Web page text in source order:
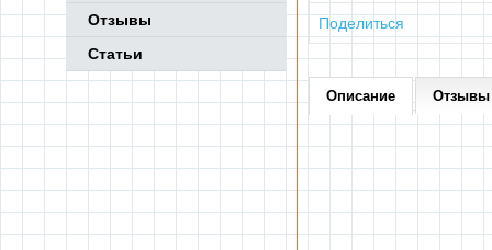
Отзывы
Статьи
Поделиться
Описание Отзывы